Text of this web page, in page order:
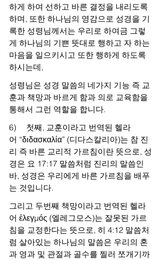
하게 하여 선하고 바른 결정을 내리도록
하며, 또한 하나님의 영감으로 성경을 기
록한 성령님께서는 우리로 하여금 그렇
게 하나님의 기쁜 뜻대로 행하고 자 하는
마음을 일으키시고 또한 행하게 하도록
하시는데,
성령님은 성경 말씀의 네가지 기능 즉 교
훈과 책망과 바르게 함과 의로 교육함을
통해서 그런 역할을 합니다.
6)     첫째, 교훈이라고 번역된 헬라
어 “διδασκαλία” (디다스칼리아)는 참 진
리 즉 바른 교리적 가르침이란 뜻으로, 성
경은 요 17:17 말씀처럼 진리의 말씀인
바, 성경은 우리에게 바른 가르침을 배푸
는 것입니다.
그리고 두번째 책망이라고 번역된 헬라
어 ἐλεγμός (엘레그모스)는 잘못된 가르
침을 교정한다는 뜻으로, 히 4:12 말씀처
럼 살아있는 하나님의 말씀은 우리의 혼
과 영과 및 관절과 골수를 찔러 쪼개기까